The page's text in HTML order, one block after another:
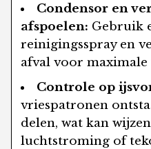
Condensor en
afspoelen: Gebruik
reinigingsspray en
afval voor
Controle op
vriespatronen
delen, wat kan
luchtstroming of